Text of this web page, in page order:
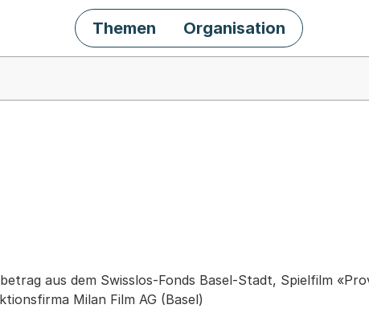
Themen Organisation
aus dem Swisslos-Fonds Basel-Stadt, Spielfilm
Milan Film AG (Basel)